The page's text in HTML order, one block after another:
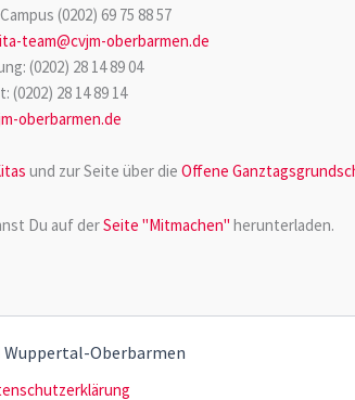
(0202) 69 75 88 57
team@cvjm-oberbarmen.de
(0202) 28 14 89 04
(0202) 28 14 89 14
oberbarmen.de
und zur Seite über die Offene
Du auf derSeite "Mitmachen" herunterladen.
Wuppertal-Oberbarmen